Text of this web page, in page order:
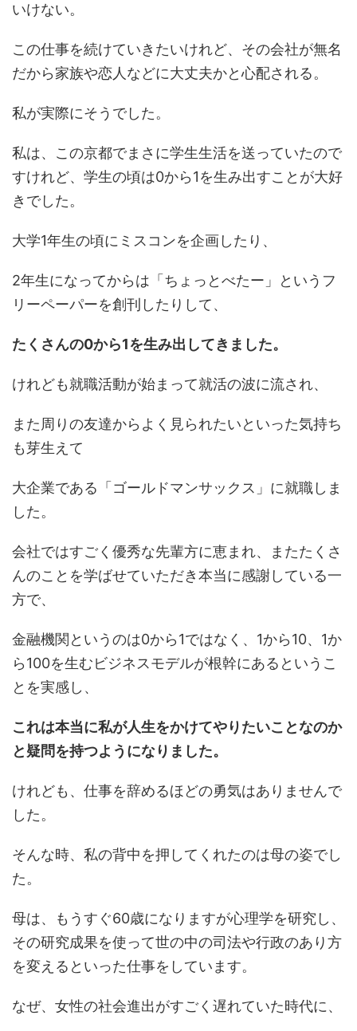
いけない。
この仕事を続けていきたいけれど、その会社が無名
だから家族や恋人などに大丈夫かと心配される。
私が実際にそうでした。
私は、この京都でまさに学生生活を送っていたので
すけれど、学生の頃は0から1を生み出すことが大好
きでした。
大学1年生の頃にミスコンを企画したり、
2年生になってからは「ちょっとべたー」というフ
リーペーパーを創刊したりして、
たくさんの0から1を生み出してきました。
けれども就職活動が始まって就活の波に流され、
また周りの友達からよく見られたいといった気持ち
も芽生えて
大企業である「ゴールドマンサックス」に就職しま
した。
会社ではすごく優秀な先輩方に恵まれ、またたくさ
んのことを学ばせていただき本当に感謝している一
方で、
金融機関というのは0から1ではなく、1から10、1か
ら100を生むビジネスモデルが根幹にあるというこ
とを実感し、
これは本当に私が人生をかけてやりたいことなのか
と疑問を持つようになりました。
けれども、仕事を辞めるほどの勇気はありませんで
した。
そんな時、私の背中を押してくれたのは母の姿でし
た。
母は、もうすぐ60歳になりますが心理学を研究し、
その研究成果を使って世の中の司法や行政のあり方
を変えるといった仕事をしています。
なぜ、女性の社会進出がすごく遅れていた時代に、